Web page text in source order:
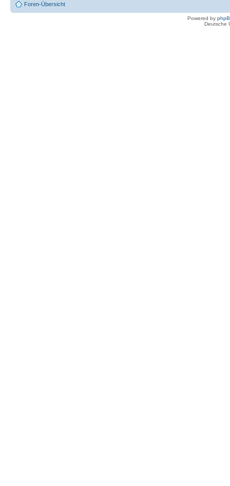
Foren-Übersicht
Powered by
Deutsche